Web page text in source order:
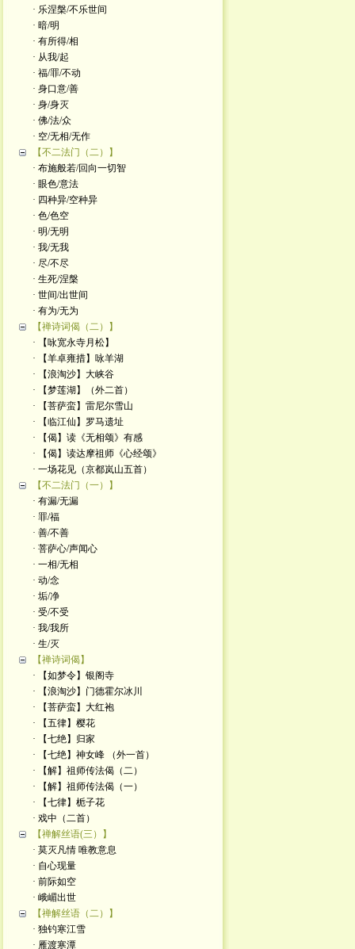
· 乐涅槃/不乐世间
· 暗/明
· 有所得/相
· 从我/起
· 福/罪/不动
· 身口意/善
· 身/身灭
· 佛/法/众
· 空/无相/无作
【不二法门（二）】
· 布施般若/回向一切智
· 眼色/意法
· 四种异/空种异
· 色/色空
· 明/无明
· 我/无我
· 尽/不尽
· 生死/涅槃
· 世间/出世间
· 有为/无为
【禅诗词偈（二）】
· 【咏宽永寺月松】
· 【羊卓雍措】咏羊湖
· 【浪淘沙】大峡谷
· 【梦莲湖】（外二首）
· 【菩萨蛮】雷尼尔雪山
· 【临江仙】罗马遗址
· 【偈】读《无相颂》有感
· 【偈】读达摩祖师《心经颂》
· 一场花见（京都岚山五首）
【不二法门（一）】
· 有漏/无漏
· 罪/福
· 善/不善
· 菩萨心/声闻心
· 一相/无相
· 动/念
· 垢/净
· 受/不受
· 我/我所
· 生/灭
【禅诗词偈】
· 【如梦令】银阁寺
· 【浪淘沙】门德霍尔冰川
· 【菩萨蛮】大红袍
· 【五律】樱花
· 【七绝】归家
· 【七绝】神女峰 （外一首）
· 【解】祖师传法偈（二）
· 【解】祖师传法偈（一）
· 【七律】栀子花
· 戏中（二首）
【禅解丝语(三）】
· 莫灭凡情 唯教意息
· 自心现量
· 前际如空
· 峨嵋出世
【禅解丝语（二）】
· 独钓寒江雪
· 雁渡寒潭